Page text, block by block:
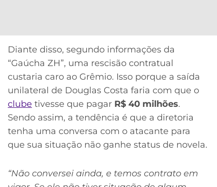
ATLÉTICO
MG
CRUZEIRO
Diante disso, segundo informações da
“Gaúcha ZH”, uma rescisão contratual
custaria caro ao Grêmio. Isso porque a saída
unilateral de Douglas Costa faria com que o
clube tivesse que pagar R$ 40 milhões.
Sendo assim, a tendência é que a diretoria
tenha uma conversa com o atacante para
que sua situação não ganhe status de novela.
“Não conversei ainda, e temos contrato em